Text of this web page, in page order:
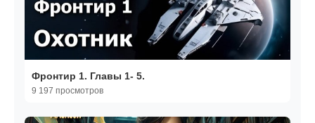
Фронтир 1. Главы 1- 5.
9 197 просмотров